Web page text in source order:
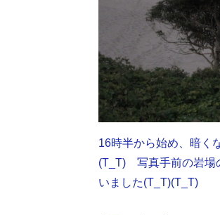
16時半から始め、暗く
(T_T) 写真手前の岩場
いました(T_T)(T_T)